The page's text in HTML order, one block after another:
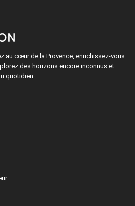
au cœur de la Provence, enrichissez-vous
des horizons encore inconnus et
quotidien.